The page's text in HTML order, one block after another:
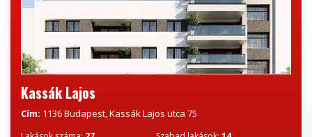
Kassák Lajos
Cím: 1136 Budapest, Kassák Lajos utca 75